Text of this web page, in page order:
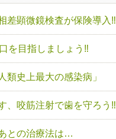
差顕微鏡検査が保険導入‼
を目指しましょう‼
類史上最大の感染病」
、咬筋注射で歯を守ろう‼
との治療法は…